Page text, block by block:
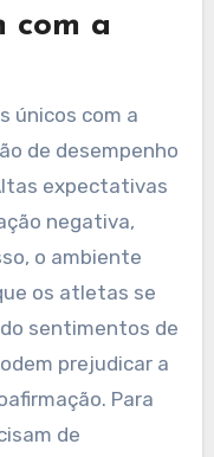
com a
únicos com a
de desempenho
expectativas
negativa,
o ambiente
os atletas se
sentimentos de
prejudicar a
Para
de